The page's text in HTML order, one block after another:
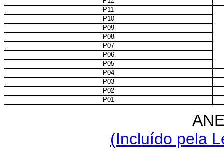
P11
P10
P09
P08
P07
P06
P05
P04
P03
P02
P01
(Incluído pela